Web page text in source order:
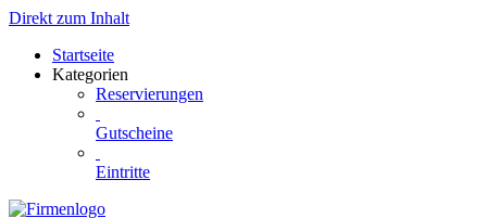
Direkt zum Inhalt
Startseite
Kategorien
Reservierungen
Gutscheine
Eintritte